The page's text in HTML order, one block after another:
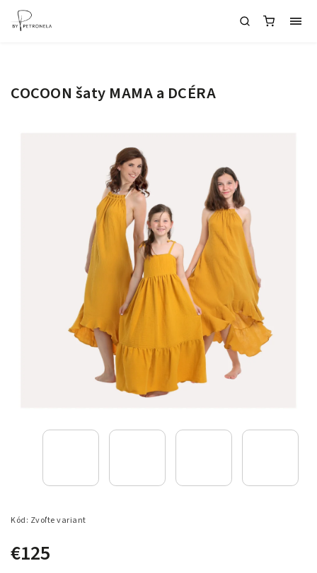
COCOON šaty MAMA a DCÉRA
Kód: Zvoľte variant
€125